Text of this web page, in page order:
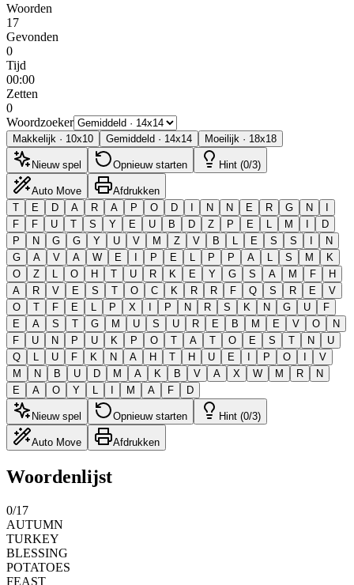
Woorden
17
Gevonden
0
Tijd
00:00
Zetten
0
Woordzoeker
Makkelijk · 10x10 Gemiddeld · 14x14 Moeilijk · 18x18
Nieuw spel Opnieuw starten Hint (0/3)
Auto Move
Afdrukken
T
E D A R A P O D I N N E R G N
I
F
F U T S Y E U B D Z P E L M I
D
P
N G G Y U V M Z V B L E S S I
N
G
A V A W E I P E L P P A L S M
K
O
Z L O H T U R K E Y G S A M F
H
A
R V E S T O C K R R F Q S R E
V
O
T F E L P X I P N R S K N G U
F
E
A S T G M U S U R E B M E V O
N
F
U N P U K P O T A T O E S T N
U
Q
L U F K N A H T H U E I P O I
V
M
N B U D M A K B V A X W M R
N
E
A O Y L I M A F D
Nieuw spel Opnieuw starten Hint (0/3)
Auto Move Afdrukken
Woordenlijst
0/17
AUTUMN
TURKEY
BLESSING
POTATOES
FEAST